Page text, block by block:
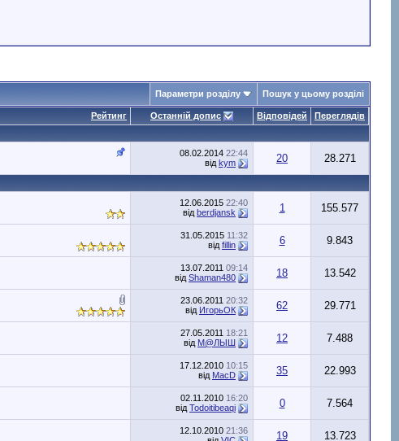
Параметри розділу Пошук у цьому розділі
Рейтинг Останній допис Відповідей
Переглядів
08.02.2014 22:44
від kym 20 28.271
12.06.2015 22:40
від berdjansk 1 155.577
31.05.2015 11:32
від fillin 6 9.843
13.07.2011 09:14
від Shaman480 18 13.542
23.06.2011 20:32
від ИгорьОК 62 29.771
27.05.2011 18:21
від М@ЛЫШ 12 7.488
17.12.2010 10:15
від MacD 35 22.993
02.11.2010 16:20
від Todoitibeaqi 0 7.564
12.10.2010 21:36
19 13.723